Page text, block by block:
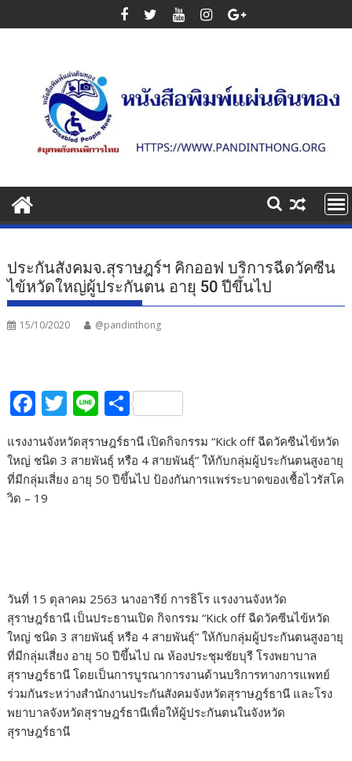
to
ประกันสังคมจ.สุราษฎร์ฯ คิกออฟ บริการฉีดวัคซีน
ไข้หวัดใหญ่ผู้ประกันตน อายุ 50 ปีขึ้นไป
15/10/2020 @pandinthong
F
ac
e
b
o
T
w
itt
er
Li
e
S
h
ar
e
แรงงานจังหวัดสุราษฎร์ธานี เปิดกิจกรรม “Kick off ฉีดวัคซีนไข้หวัด
ใหญ่ ชนิด 3 สายพันธุ์ หรือ 4 สายพันธุ์” ให้กับกลุ่มผู้ประกันตนสูงอายุ
ที่มีกลุ่มเสี่ยง อายุ 50 ปีขึ้นไป ป้องกันการแพร่ระบาดของเชื้อไวรัสโค
วิด – 19
วันที่ 15 ตุลาคม 2563 นางอารีย์ การธิโร แรงงานจังหวัด
สุราษฎร์ธานี เป็นประธานเปิด กิจกรรม “Kick off ฉีดวัคซีนไข้หวัด
ใหญ่ ชนิด 3 สายพันธุ์ หรือ 4 สายพันธุ์” ให้กับกลุ่มผู้ประกันตนสูงอายุ
ที่มีกลุ่มเสี่ยง อายุ 50 ปีขึ้นไป ณ ห้องประชุมชัยบุรี โรงพยาบาล
สุราษฎร์ธานี โดยเป็นการบูรณาการงานด้านบริการทางการแพทย์
ร่วมกันระหว่างสำนักงานประกันสังคมจังหวัดสุราษฎร์ธานี และโรง
พยาบาลจังหวัดสุราษฎร์ธานีเพื่อให้ผู้ประกันตนในจังหวัด
สุราษฎร์ธานี